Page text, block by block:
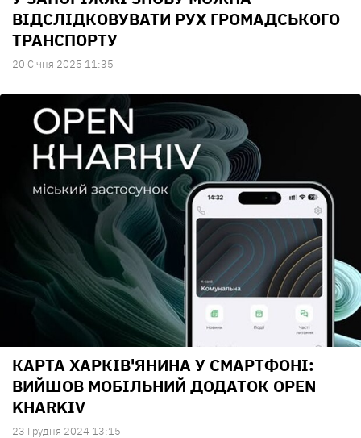
ВІДСЛІДКОВУВАТИ РУХ ГРОМАДСЬКОГО
ТРАНСПОРТУ
20 Сiчня 2025 11:35
КАРТА ХАРКІВ'ЯНИНА У СМАРТФОНІ:
ВИЙШОВ МОБІЛЬНИЙ ДОДАТОК OPEN
KHARKIV
23 Грудня 2024 13:15